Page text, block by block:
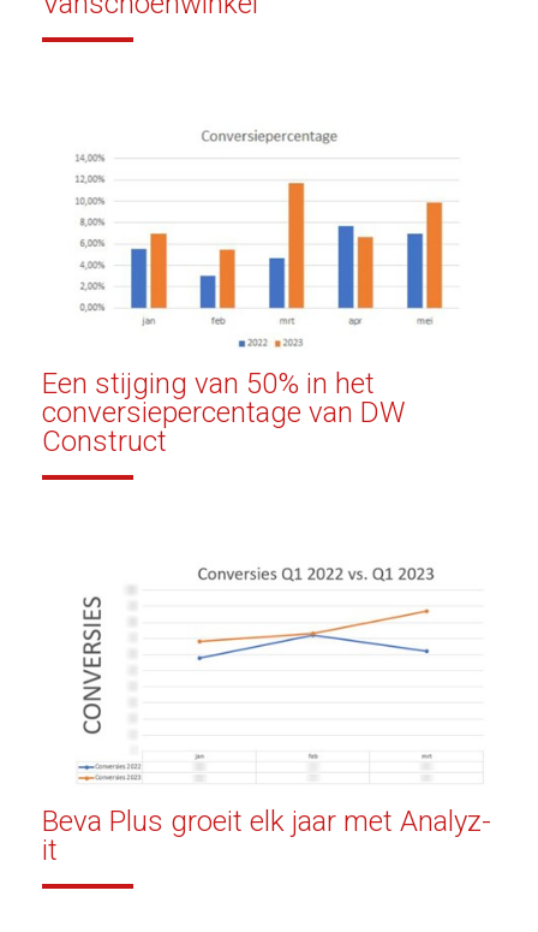
Een stijging van 50% in het
conversiepercentage van DW
Construct
Beva Plus groeit elk jaar met Analyz-
it